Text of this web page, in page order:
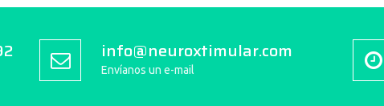
info@neuroxtimular.com
Envíanos un e-mail